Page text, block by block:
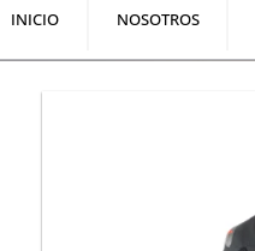
INICIO NOSOTROS